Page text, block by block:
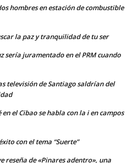
hombres en estación de combustible
la paz y tranquilidad de tu ser
sería juramentado en el PRM cuando
televisión de Santiago saldrían del
el Cibao se habla con la i en campos
con el tema “Suerte”
reseña de «Pinares adentro», una